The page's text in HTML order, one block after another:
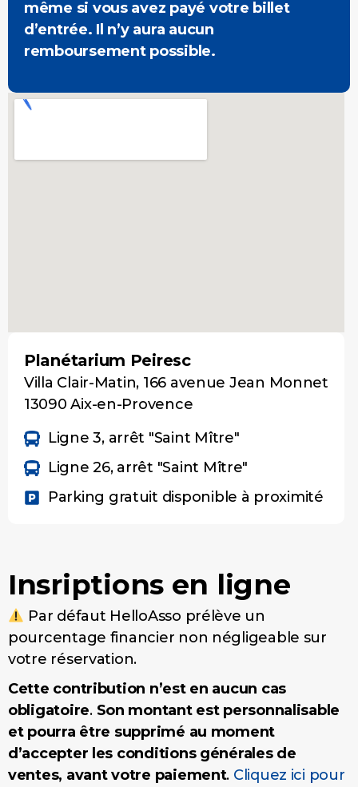
même si vous avez payé votre billet
d’entrée. Il n’y aura aucun
remboursement possible.
Planétarium Peiresc
Villa Clair-Matin, 166 avenue Jean Monnet
13090 Aix-en-Provence
Ligne 3, arrêt "Saint Mître"
Ligne 26, arrêt "Saint Mître"
Parking gratuit disponible à proximité
Insriptions en ligne
Par défaut HelloAsso prélève un
pourcentage financier non négligeable sur
votre réservation.
Cette contribution n’est en aucun cas
obligatoire. Son montant est personnalisable
et pourra être supprimé au moment
d’accepter les conditions générales de
ventes, avant votre paiement. Cliquez ici pour